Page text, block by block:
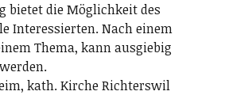
bietet die Möglichkeit des
Interessierten. Nach einem
Thema, kann ausgiebig
kath. Kirche Richterswil